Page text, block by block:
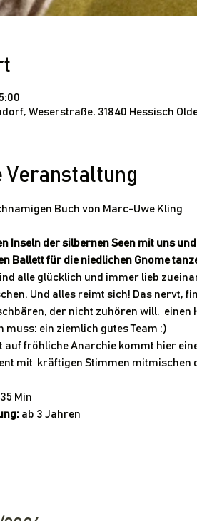
Weserstraße, 31840 Hessisch
Veranstaltung
Buch von Marc-Uwe Kling
Inseln der silbernen Seen mit uns
Ballett für die niedlichen Gnome
alle glücklich und immer lieb
Und alles reimt sich! Das nervt,
der nicht zuhören will,
muss: ein ziemlich gutes Team :)
auf fröhliche Anarchie kommt hier
mit  kräftigen Stimmen mitmischen
Min
ab 3 Jahren